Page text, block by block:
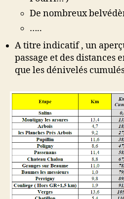
De nombreux
…..
A titre indicatif , un
passage et des distances
que les dénivelés